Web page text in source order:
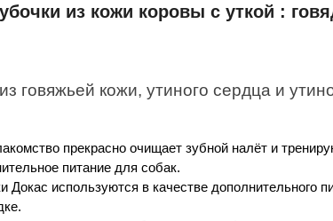
из кожи коровы с уткой :
говяжьей кожи, утиного сердца и
прекрасно очищает зубной налёт и
питание для собак.
Докас используются в качестве